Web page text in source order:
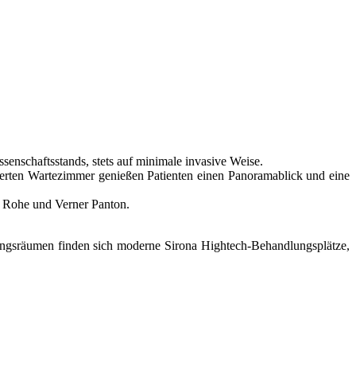
stets auf minimale invasive Weise.
Wartezimmer genießen Patienten einen Panoramablick und eine
und Verner Panton.
finden sich moderne Sirona Hightech-Behandlungsplätze,